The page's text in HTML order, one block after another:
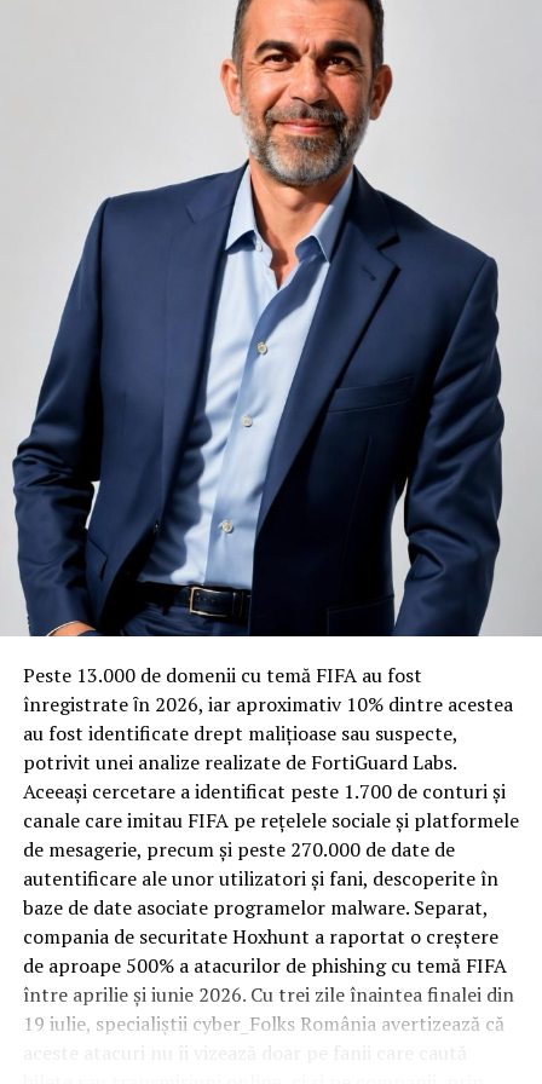
unele de altele, separate de pereți care nu pot fi făcuți
infinit de groși din motive practice și economice.
Zgomotul pașilor din camera de sus sau din coridorul
adiacent rămâne una dintre cele mai frecvente
nemulțumiri semnalate de oaspeți în recenziile online,
chiar și la unități altfel apreciate pentru servicii și
locație. De multe ori, oaspeții nu identifică pardoseala
drept sursa reală a problemei, ci descriu simplu senzația
de spațiu zgomotos sau agitat.
Pardoseala joacă un rol important în absorbția acestor
sunete, mai ales în zonele de trecere frecventă dintre
cameră și baie sau dintre pat și fereastră. Un material cu
proprietăți fonoabsorbante bune reduce transmiterea
zgomotului către camerele vecine și către etajele
inferioare, un aspect esențial mai ales în clădirile mai
vechi, cu structuri care nu au fost proiectate inițial
pentru izolare fonică performantă.
Rotația rapidă a oaspeților cere
materiale rezistente
Spre diferență de o locuință obișnuită, o cameră de hotel
trece printr-un ciclu de utilizare intensă: oaspeți diferiți,
bagaje trase pe roți, curățenie zilnică, uneori mai multe
rezervări consecutive în aceeași săptămână. Această
frecvență ridicată de utilizare pune presiune reală pe
orice suprafață, iar pardoseala este printre primele
elemente afectate vizibil, mai ales în zona din jurul
patului și a ușii de acces.
În etapa de renovare sau construcție, administratorii
care iau în calcul mocheta trafic intenspentru zonele
cu rotație mare reduc riscul de uzură prematură și de
decolorare vizibilă în punctele de trecere frecventă. Este
o decizie care ține mai puțin de stil și mai mult de
Peste 13.000 de domenii cu temă FIFA au fost
înregistrate ȋn 2026, iar aproximativ 10% dintre acestea
au fost identificate drept malițioase sau suspecte,
potrivit unei analize realizate de FortiGuard Labs.
Aceeași cercetare a identificat peste 1.700 de conturi și
canale care imitau FIFA pe rețelele sociale și platformele
de mesagerie, precum și peste 270.000 de date de
autentificare ale unor utilizatori și fani, descoperite în
baze de date asociate programelor malware. Separat,
compania de securitate Hoxhunt a raportat o creștere
de aproape 500% a atacurilor de phishing cu temă FIFA
între aprilie și iunie 2026. Cu trei zile înaintea finalei din
19 iulie, specialiștii cyber_Folks România avertizează că